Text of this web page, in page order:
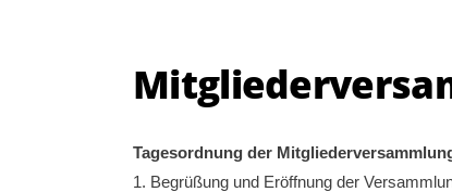
Tagesordnung der
1. Begrüßung und Eröffnung der